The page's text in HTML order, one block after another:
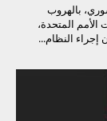
بالهروب
المتحدة،